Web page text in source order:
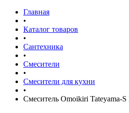
Главная
•
Каталог товаров
•
Сантехника
•
Смесители
•
Смесители для кухни
•
Смеситель Omoikiri Tateyama-